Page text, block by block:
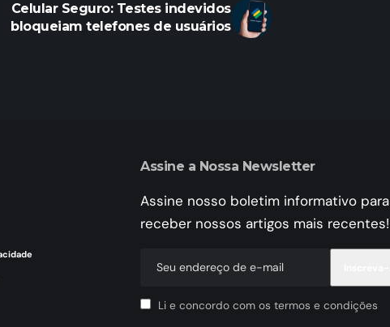
Celular Seguro: Testes indevidos
bloqueiam telefones de usuários
Assine a Nossa Newsletter
Assine nosso boletim informativo para
receber nossos artigos mais recentes!
Li e concordo com os termos e condições